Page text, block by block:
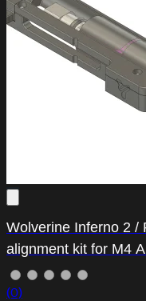
Wolverine Inferno 2 /
alignment kit for M4
(0)